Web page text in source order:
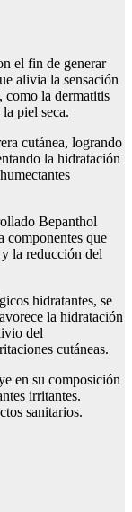
el fin de generar
alivia la sensación
como la dermatitis
piel seca.
cutánea, logrando
la hidratación
Bepanthol
componentes que
la reducción del
hidratantes, se
la hidratación
del
cutáneas.
en su composición
irritantes.
sanitarios.